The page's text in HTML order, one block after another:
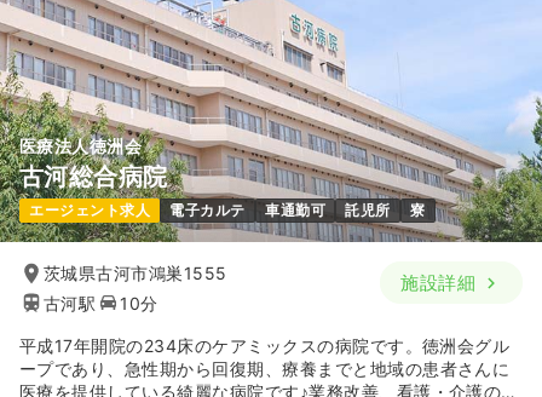
医療法人徳洲会
古河総合病院
エージェント求人 電子カルテ 車通勤可 託児所 寮
茨城県古河市鴻巣1555
古河駅
10分
施設詳細
平成17年開院の234床のケアミックスの病院です。徳洲会グル
ープであり、急性期から回復期、療養までと地域の患者さんに
医療を提供している綺麗な病院です♪業務改善、看護・介護の質